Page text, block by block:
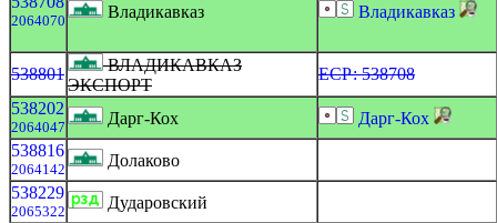
2064070 Владикавказ Владикавказ
538801
ВЛАДИКАВКАЗ
ЭКСПОРТ
ЕСР: 538708
538202
2064047 Дарг-Кох Дарг-Кох
538816
2064142 Долаково
538229
2065322 Дударовский